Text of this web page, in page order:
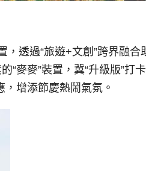
，透過“旅遊+文創”跨界融合
“麥麥”裝置，冀“升級版”打
增添節慶熱鬧氣氛。